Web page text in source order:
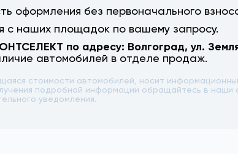
оформления без первоначального
с наших площадок по вашему запросу.
по адресу: Волгоград,ул.
автомобилей в отделе продаж.
стоимости автомобилей, носит
подробной информации обращайтесь в
уведомления.